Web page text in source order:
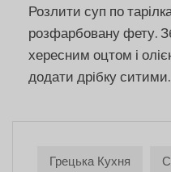
Розлити суп по
розфарбовану фету.
хересним оцтом і
додати дрібку ситими.
Грецька Кухня